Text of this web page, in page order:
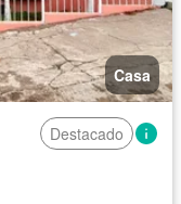
Casa
Destacado